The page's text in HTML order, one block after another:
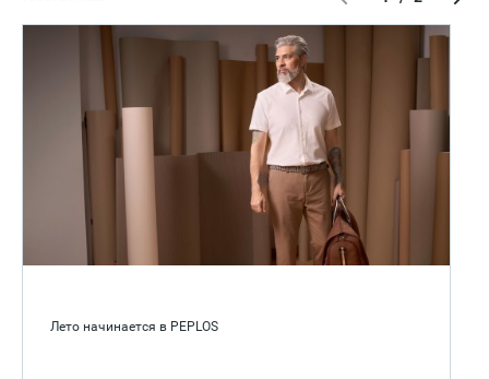
Лето начинается в PEPLOS